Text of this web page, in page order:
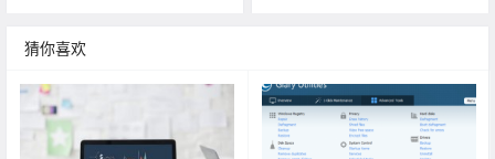
猜你喜欢